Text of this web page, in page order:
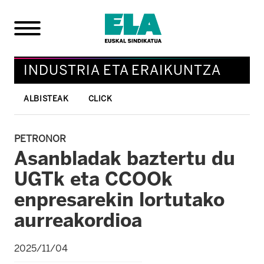
INDUSTRIA ETA ERAIKUNTZA
ALBISTEAK CLICK
PETRONOR
Asanbladak baztertu du
UGTk eta CCOOk
enpresarekin lortutako
aurreakordioa
2025/11/04